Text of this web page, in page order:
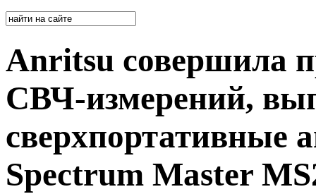
Anritsu совершила
СВЧ-измерений,
сверхпортативные
Spectrum Master